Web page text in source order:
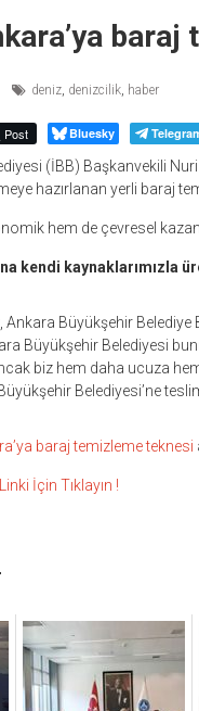
deniz, denizcilik, haber
Post Bluesky
(İBB) Başkanvekili
hazırlanan yerli baraj
hem de çevresel
kendi kaynaklarımızla
Büyükşehir Belediye
Büyükşehir Belediyesi
biz hem daha ucuza
Belediyesi’ne
baraj temizleme teknesi
İçin Tıklayın !